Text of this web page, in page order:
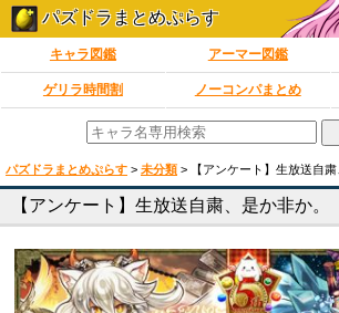
パズドラまとめぷらす
キャラ図鑑 アーマー図鑑
ゲリラ時間割 ノーコンパまとめ
パズドラまとめぷらす > 未分類 > 【アンケート】生放送自粛
【アンケート】生放送自粛、是か非か。